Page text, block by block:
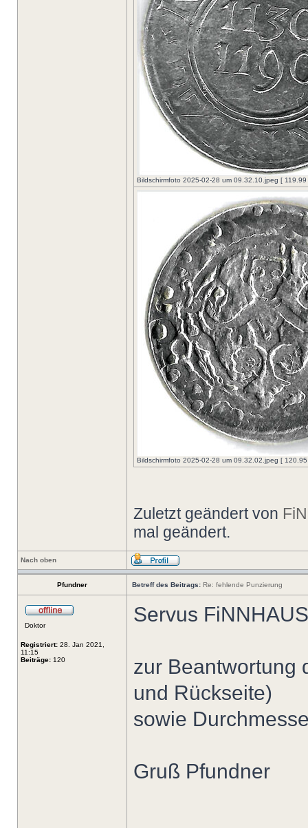
Bildschirmfoto 2025-02-28 um 09.32.10.jpeg [
Bildschirmfoto 2025-02-28 um 09.32.02.jpeg [
Zuletzt geändert von
mal geändert.
Nach oben
Pfundner Betreff des Beitrags: Re: fehlende Punzierung
Doktor
Registriert: 28. Jan 2021,
11:15
Beiträge: 120
Servus
zur Beantwortung
und Rückseite)
sowie
Gruß Pfundner